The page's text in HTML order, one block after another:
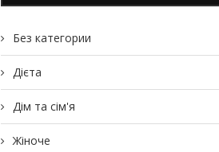
Без категории
Дієта
Дім та сім'я
Жіноче